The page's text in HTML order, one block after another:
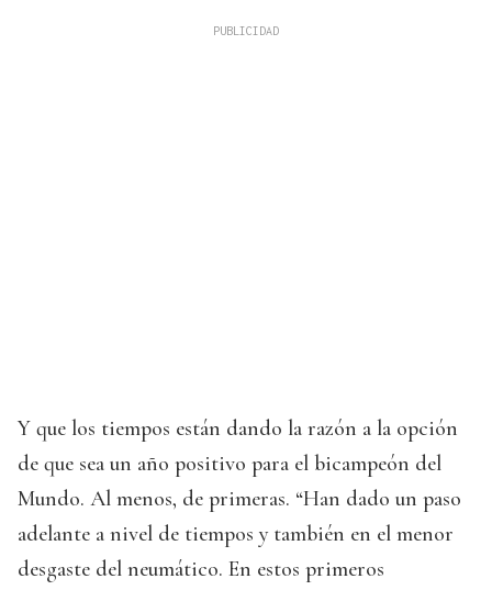
Y que los tiempos están dando la razón a la opción
de que sea un año positivo para el bicampeón del
Mundo. Al menos, de primeras. “Han dado un paso
adelante a nivel de tiempos y también en el menor
desgaste del neumático. En estos primeros